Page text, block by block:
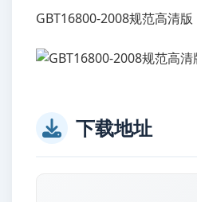
GBT16800-2008规范高清版
下载地址